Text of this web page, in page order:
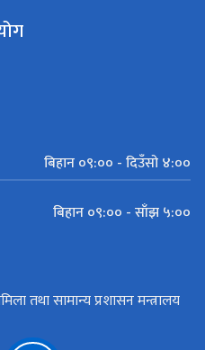
बिहान ०९:०० - दिउँसो ४:००
बिहान ०९:०० - साँझ ५:००
तथा सामान्य प्रशासन मन्त्रालय